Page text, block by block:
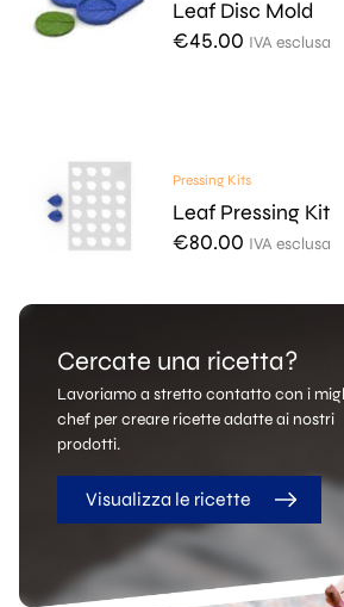
Leaf Disc Mold
€45.00 IVA esclusa
Pressing Kits
Leaf Pressing Kit
€80.00 IVA esclusa
Cercate una ricetta?
Lavoriamo a stretto contatto con i
chef per creare ricette adatte ai nostri
prodotti.
Visualizza le ricette